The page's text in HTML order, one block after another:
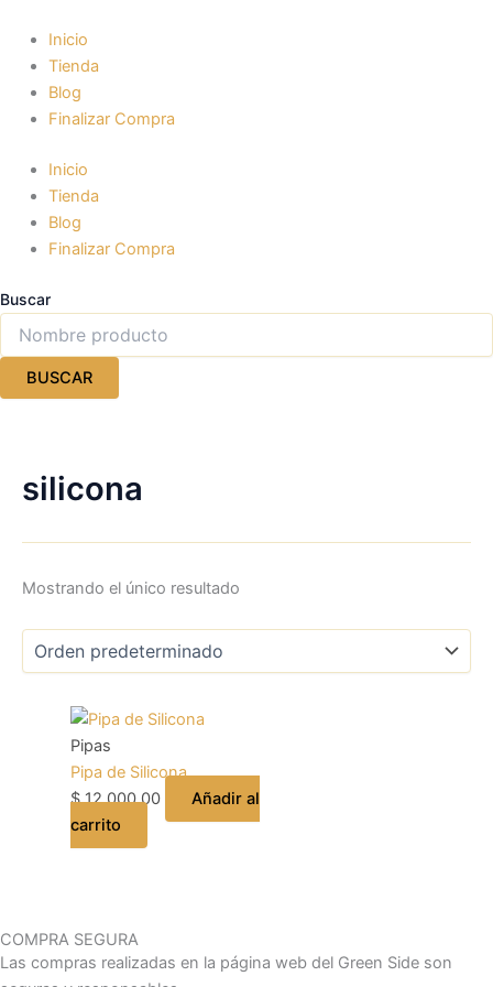
contenido
Inicio
Tienda
Blog
Finalizar Compra
Inicio
Tienda
Blog
Finalizar Compra
Buscar
BUSCAR
silicona
Mostrando el único resultado
Pipas
Pipa de Silicona
$12.000,00
Añadir al
carrito
COMPRA SEGURA
Las compras realizadas en la página web del Green Side son